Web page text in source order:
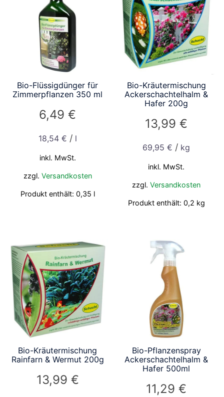
Bio-Flüssigdünger für
Zimmerpflanzen 350 ml
6,49€
18,54 € / l
inkl. MwSt.
zzgl. Versandkosten
Produkt enthält: 0,35 l
Bio-Kräutermischung
Ackerschachtelhalm &
Hafer 200g
13,99€
69,95€ / kg
inkl. MwSt.
zzgl.Versandkosten
Produkt enthält: 0,2 kg
Bio-Kräutermischung
Rainfarn & Wermut 200g
13,99 €
Bio-Pflanzenspray
Ackerschachtelhalm &
Hafer 500ml
11,29€